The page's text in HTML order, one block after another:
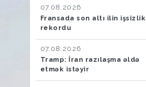
07.08.2026
Fransada son altı ilin işsizlik
rekordu
07.08.2026
Tramp: İran razılaşma əldə
etmək istəyir